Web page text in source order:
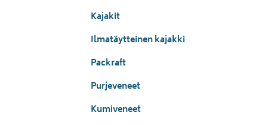
Kajakit
Ilmatäytteinen kajakki
Packraft
Purjeveneet
Kumiveneet